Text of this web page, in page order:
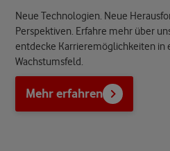
Neue Technologien. Neue
Perspektiven. Erfahre mehr über
entdecke Karrieremöglichkeiten in
Wachstumsfeld.
Mehr erfahren